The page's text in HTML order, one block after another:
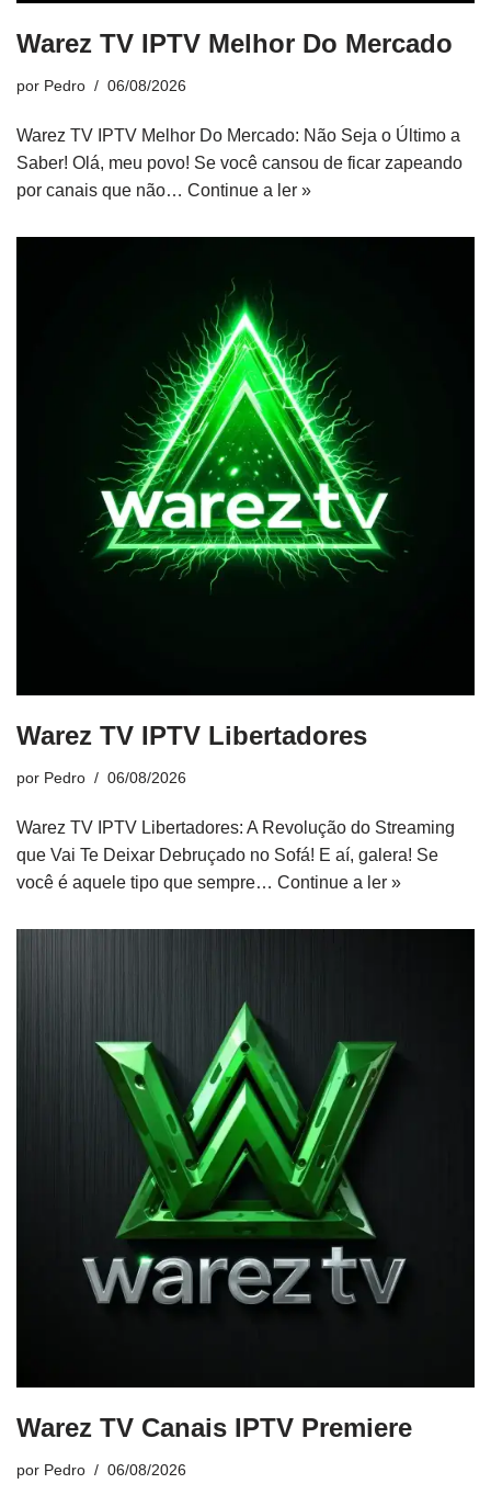
Warez TV IPTV Melhor Do Mercado
por Pedro 06/08/2026
Warez TV IPTV Melhor Do Mercado: Não Seja o Último a
Saber! Olá, meu povo! Se você cansou de ficar zapeando
por canais que não… Continue a ler »
Warez TV IPTV Libertadores
por Pedro 06/08/2026
Warez TV IPTV Libertadores: A Revolução do Streaming
que Vai Te Deixar Debruçado no Sofá! E aí, galera! Se
você é aquele tipo que sempre… Continue a ler »
Warez TV Canais IPTV Premiere
por Pedro 06/08/2026